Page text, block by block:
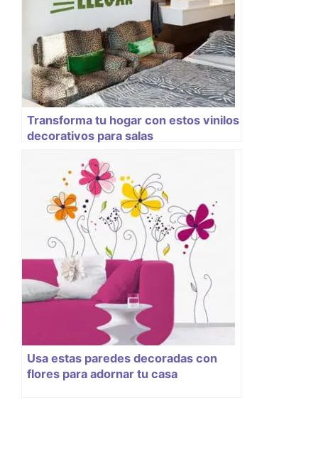
Transforma tu hogar con estos vinilos
decorativos para salas
Usa estas paredes decoradas con
flores para adornar tu casa